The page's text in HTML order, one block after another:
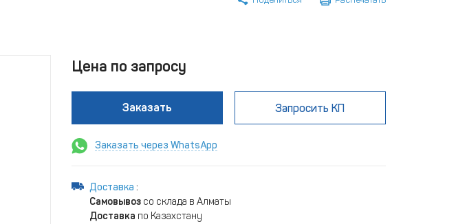
Цена по запросу
Заказать Запросить КП
Заказать через WhatsApp
Доставка :
Самовывозсо склада в Алматы
Доставка по Казахстану